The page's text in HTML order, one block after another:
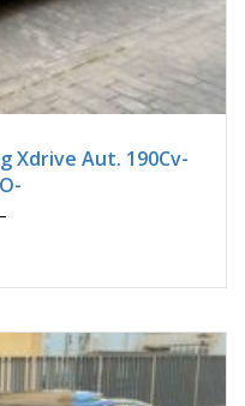
Xdrive Aut. 190Cv-